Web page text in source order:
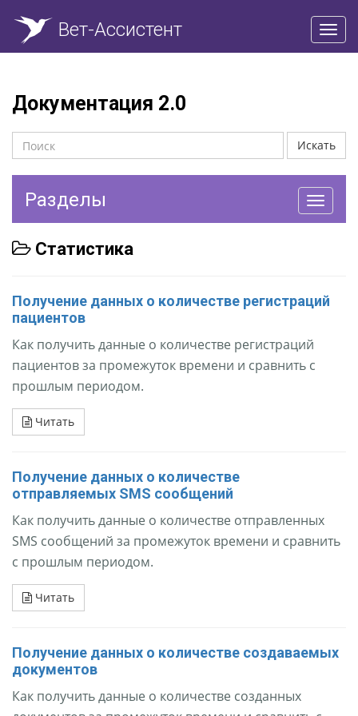
Вет-Ассистент
Документация 2.0
Искать
Разделы
Статистика
Получение данных о количестве регистраций
пациентов
Как получить данные о количестве регистраций
пациентов за промежуток времени и сравнить с
прошлым периодом.
Читать
Получение данных о количестве
отправляемых SMS сообщений
Как получить данные о количестве отправленных
SMS сообщений за промежуток времени и сравнить
с прошлым периодом.
Читать
Получение данных о количестве создаваемых
документов
Как получить данные о количестве созданных